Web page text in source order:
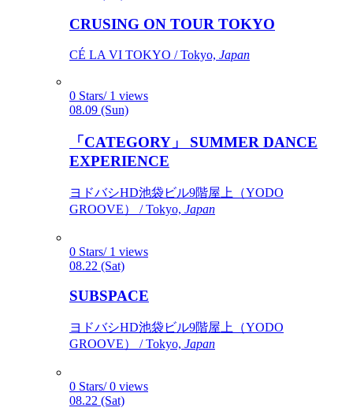
CRUSING ON TOUR TOKYO
CÉ LA VI TOKYO / Tokyo, Japan
0 Stars/ 1 views
08.09 (Sun)
「CATEGORY」 SUMMER DANCE
EXPERIENCE
ヨドバシHD池袋ビル9階屋上（YODO
GROOVE） / Tokyo, Japan
0 Stars/ 1 views
08.22 (Sat)
SUBSPACE
ヨドバシHD池袋ビル9階屋上（YODO
GROOVE） / Tokyo, Japan
0 Stars/ 0 views
08.22 (Sat)